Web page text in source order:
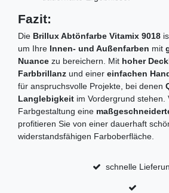
Fazit:
Die Brillux Abtönfarbe Vitamix 9018
um Ihre Innen- und Außenfarben mit
Nuance zu bereichern. Mit hoher
Farbbrillanz und einer einfachen
für anspruchsvolle Projekte, bei denen
Langlebigkeit im Vordergrund stehen.
Farbgestaltung eine
profitieren Sie von einer dauerhaft
widerstandsfähigen Farboberfläche.
schnelle